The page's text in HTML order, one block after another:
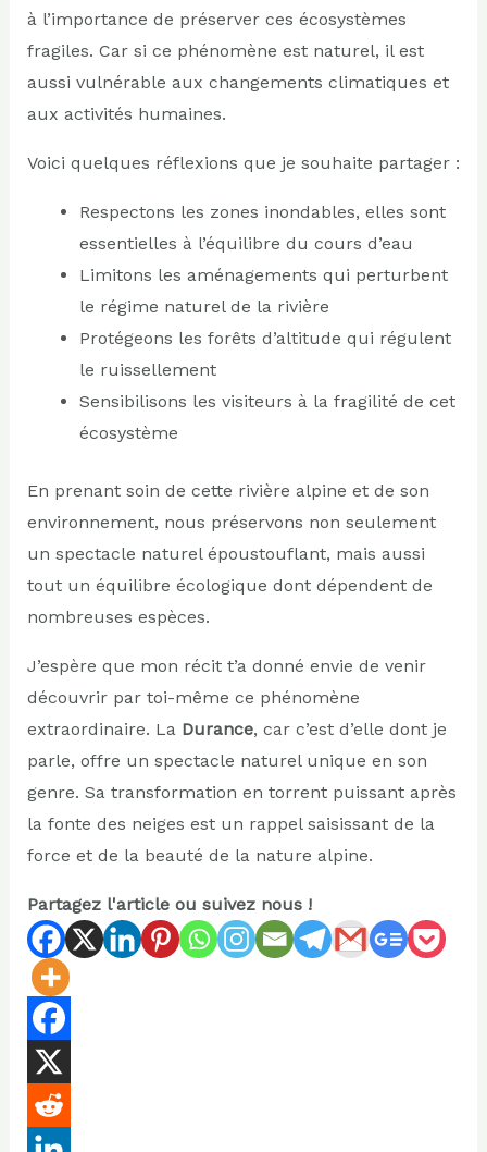
à l’importance de préserver ces écosystèmes
fragiles. Car si ce phénomène est naturel, il est
aussi vulnérable aux changements climatiques et
aux activités humaines.
Voici quelques réflexions que je souhaite partager :
Respectons les zones inondables, elles sont
essentielles à l’équilibre du cours d’eau
Limitons les aménagements qui perturbent
le régime naturel de la rivière
Protégeons les forêts d’altitude qui régulent
le ruissellement
Sensibilisons les visiteurs à la fragilité de cet
écosystème
En prenant soin de cette rivière alpine et de son
environnement, nous préservons non seulement
un spectacle naturel époustouflant, mais aussi
tout un équilibre écologique dont dépendent de
nombreuses espèces.
J’espère que mon récit t’a donné envie de venir
découvrir par toi-même ce phénomène
extraordinaire. La Durance, car c’est d’elle dont je
parle, offre un spectacle naturel unique en son
genre. Sa transformation en torrent puissant après
la fonte des neiges est un rappel saisissant de la
force et de la beauté de la nature alpine.
Partagez l'article ou suivez nous !